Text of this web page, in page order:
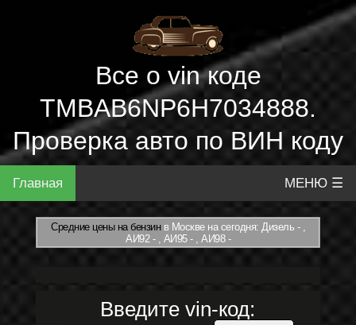
Все о vin коде
TMBAB6NP6H7034888.
Проверка авто по ВИН коду
Главная МЕНЮ ☰
Средние цены на бензинв Москве на сегодня: Дизель - ,
АИ92 - , АИ95 - , АИ98 -
Введите vin-код: